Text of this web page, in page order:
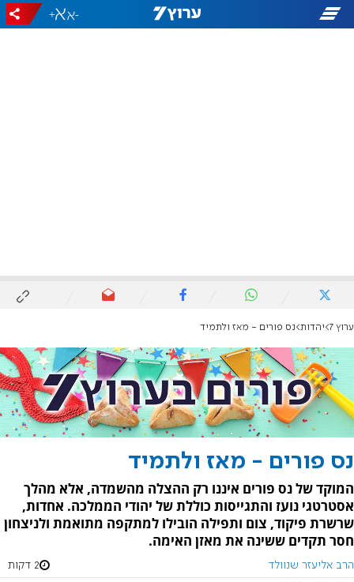
-
+
ערוץ 7 יהדות נס פורים - מאז ולתמיד
נס פורים - מאז ולתמיד
המוקד של נס פורים איננו רק ההצלה מהשמדה, אלא מהלך
אסטרטגי נועז והתגייסות כוללת של יהודי הממלכה. אחדות,
שרשרת פיקוד, צום ותפילה הובילו למתקפה מתואמת ולניצחון
חסר תקדים ששינה את מאזן האימה.
הרב אליעזר שנוולד 2 דקות